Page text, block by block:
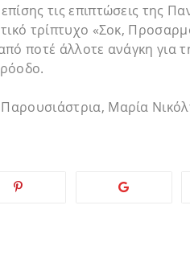
τις επιπτώσεις της
τρίπτυχο «Σοκ,
ποτέ άλλοτε ανάγκη για
Μαρία